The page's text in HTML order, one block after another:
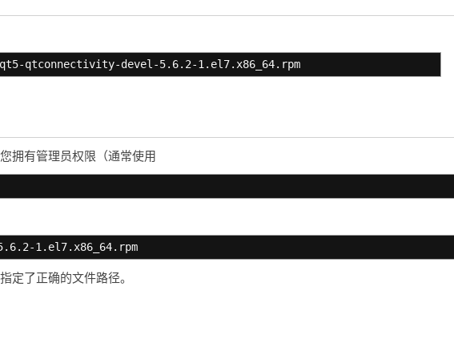
qtconnectivity-devel-5.6.2-1.el7.x86_64.rpm
拥有管理员权限（通常使用
1.el7.x86_64.rpm
定了正确的文件路径。